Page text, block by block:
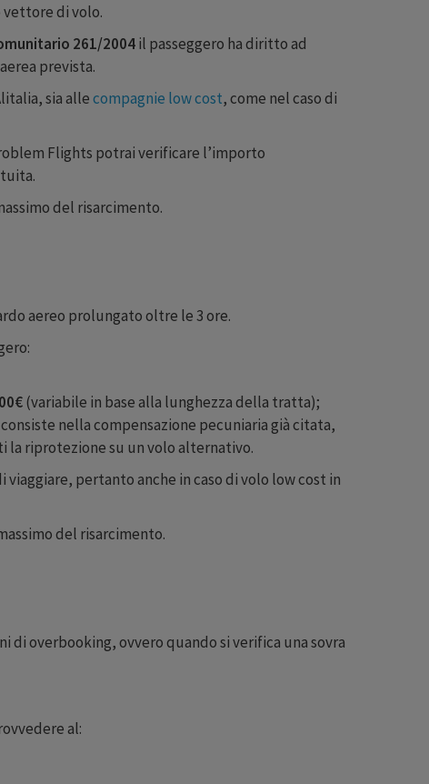
di volo.
261/2004il passeggero ha diritto ad
prevista.
sia allecompagnie low cost, come nel caso di
Flights potrai verificare l’importo
del risarcimento.
aereo prolungato oltre le 3 ore.
(variabile in base alla lunghezza della tratta);
nella compensazione pecuniaria già citata,
riprotezione su un volo alternativo.
pertanto anche in caso di volo low cost in
del risarcimento.
di overbooking, ovvero quando si verifica una sovra
al: